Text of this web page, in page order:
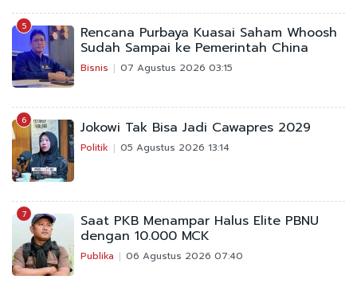
5 Rencana Purbaya Kuasai Saham Whoosh
Sudah Sampai ke Pemerintah China
Bisnis 07 Agustus 2026 03:15
6 Jokowi Tak Bisa Jadi Cawapres 2029
Politik 05 Agustus 2026 13:14
7 Saat PKB Menampar Halus Elite PBNU
dengan 10.000 MCK
Publika 06 Agustus 2026 07:40